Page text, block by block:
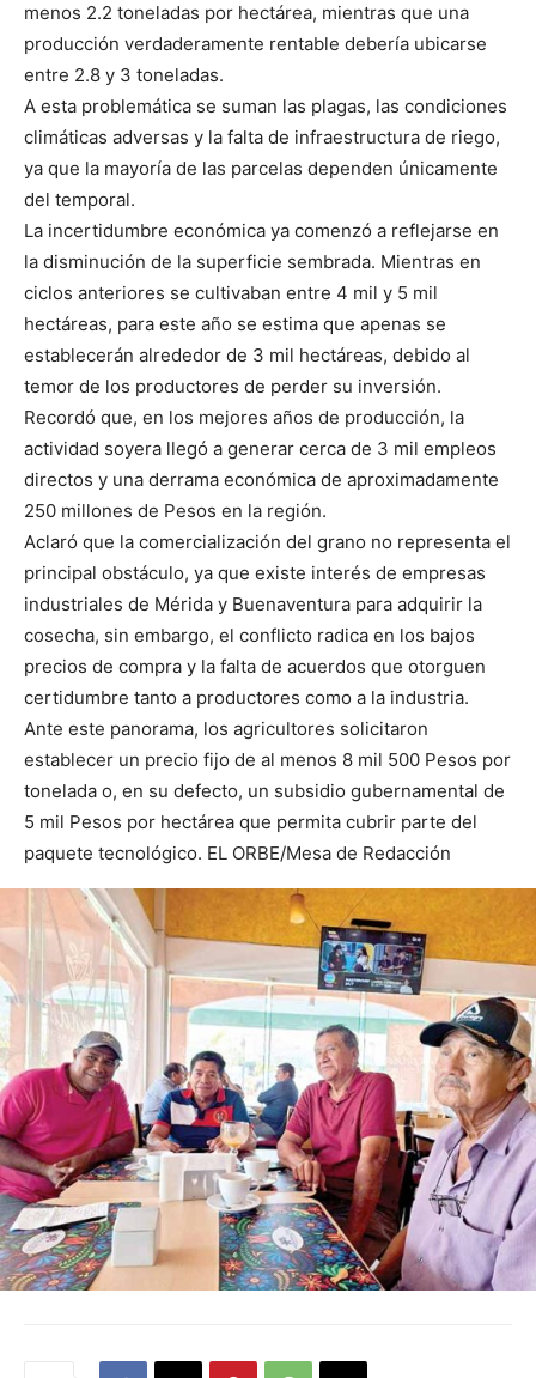
menos 2.2 toneladas por hectárea, mientras que una
producción verdaderamente rentable debería ubicarse
entre 2.8 y 3 toneladas.
A esta problemática se suman las plagas, las condiciones
climáticas adversas y la falta de infraestructura de riego,
ya que la mayoría de las parcelas dependen únicamente
del temporal.
La incertidumbre económica ya comenzó a reflejarse en
la disminución de la superficie sembrada. Mientras en
ciclos anteriores se cultivaban entre 4 mil y 5 mil
hectáreas, para este año se estima que apenas se
establecerán alrededor de 3 mil hectáreas, debido al
temor de los productores de perder su inversión.
Recordó que, en los mejores años de producción, la
actividad soyera llegó a generar cerca de 3 mil empleos
directos y una derrama económica de aproximadamente
250 millones de Pesos en la región.
Aclaró que la comercialización del grano no representa el
principal obstáculo, ya que existe interés de empresas
industriales de Mérida y Buenaventura para adquirir la
cosecha, sin embargo, el conflicto radica en los bajos
precios de compra y la falta de acuerdos que otorguen
certidumbre tanto a productores como a la industria.
Ante este panorama, los agricultores solicitaron
establecer un precio fijo de al menos 8 mil 500 Pesos por
tonelada o, en su defecto, un subsidio gubernamental de
5 mil Pesos por hectárea que permita cubrir parte del
paquete tecnológico. EL ORBE/Mesa de Redacción